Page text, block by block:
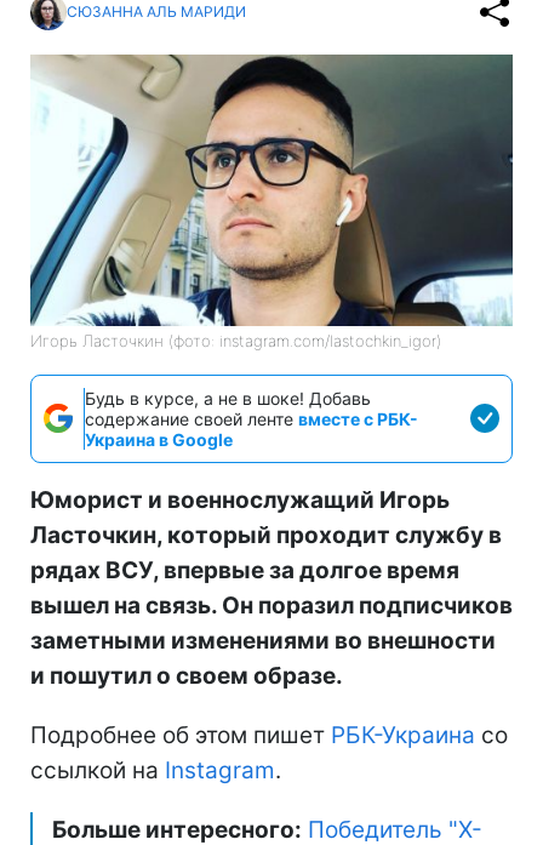
СЮЗАННА АЛЬ МАРИДИ
Игорь Ласточкин (фото: instagram.com/lastochkin_igor)
Будь в курсе, а не в шоке! Добавь
содержание своей ленте вместе с РБК-
Украина в Google
Юморист и военнослужащий Игорь
Ласточкин, который проходит службу в
рядах ВСУ, впервые за долгое время
вышел на связь. Он поразил подписчиков
заметными изменениями во внешности
и пошутил о своем образе.
Подробнее об этом пишет РБК-Украина со
ссылкой на Instagram.
Больше интересного: Победитель "Х-